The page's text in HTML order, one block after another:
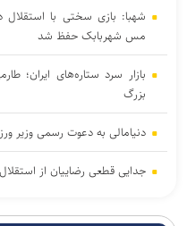
مس شهربابک حفظ شد
بازار سرد ستاره‌های ایران؛
بزرگ
دنیامالی به دعوت رسمی وزیر
جدایی قطعی رضاییان از